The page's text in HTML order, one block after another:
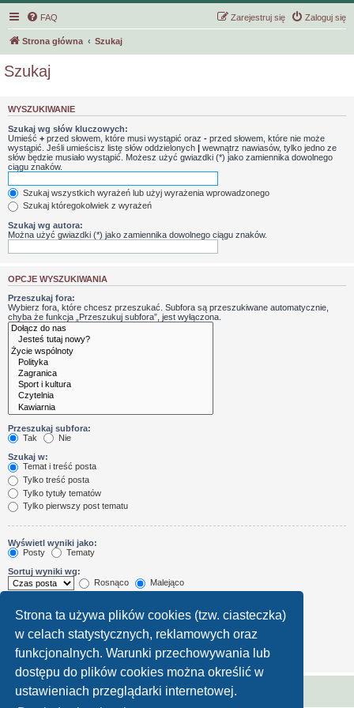
Strona ta używa plików cookies (tzw. ciasteczka)
w celach statystycznych, reklamowych oraz
funkcjonalnych. Warunki przechowywania lub
dostępu do plików cookies można określić w
ustawieniach przeglądarki internetowej.
FAQ Zaloguj się
Zarejestruj się
Strona główna Szukaj
Szukaj
WYSZUKIWANIE
Szukaj wg słów kluczowych:
Umieść + przed słowem, które musi wystąpić oraz - przed słowem, które nie może
wystąpić. Jeśli umieścisz listę słów oddzielonych | wewnątrz nawiasów, tylko jedno ze
słów będzie musiało wystąpić. Możesz użyć gwiazdki (*) jako zamiennika dowolnego
ciągu znaków.
Szukaj wszystkich wyrażeń lub użyj wyrażenia wprowadzonego
Szukaj któregokolwiek z wyrażeń
Szukaj wg autora:
Można użyć gwiazdki (*) jako zamiennika dowolnego ciągu znaków.
OPCJE WYSZUKIWANIA
Przeszukaj fora:
Wybierz fora, które chcesz przeszukać. Subfora są przeszukiwane automatycznie,
chyba że funkcja „Przeszukuj subfora”, jest wyłączona.
Przeszukaj subfora:
Tak
Nie
Szukaj w:
Temat i treść posta
Tylko treść posta
Tylko tytuły tematów
Tylko pierwszy post tematu
Wyświetl wyniki jako:
Posty
Tematy
Sortuj wyniki wg:
Rosnąco
Malejąco
Wyświetl pierwsze:
znaków w poście